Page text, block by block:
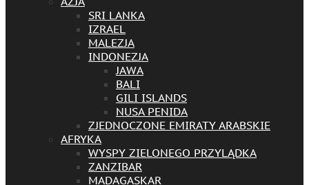
SRI LANKA
IZRAEL
MALEZJA
INDONEZJA
JAWA
BALI
GILI ISLANDS
NUSA PENIDA
ZJEDNOCZONE EMIRATY ARABSKIE
AFRYKA
WYSPY ZIELONEGO PRZYLĄDKA
ZANZIBAR
MADAGASKAR